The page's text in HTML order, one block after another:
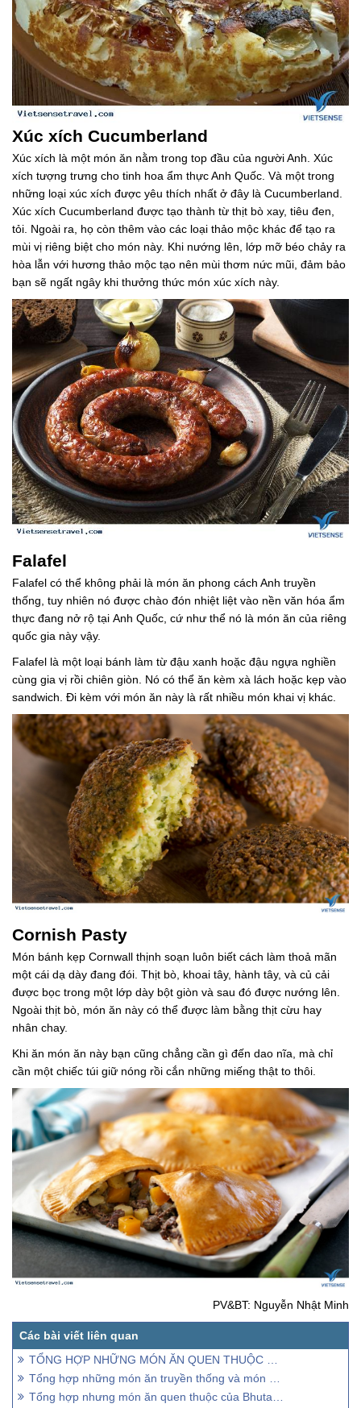
Xúc xích Cucumberland
Xúc xích là một món ăn nằm trong top đầu của người Anh. Xúc
xích tượng trưng cho tinh hoa ẩm thực Anh Quốc. Và một trong
những loại xúc xích được yêu thích nhất ở đây là Cucumberland.
Xúc xích Cucumberland được tạo thành từ thịt bò xay, tiêu đen,
tỏi. Ngoài ra, họ còn thêm vào các loại thảo mộc khác để tạo ra
mùi vị riêng biệt cho món này. Khi nướng lên, lớp mỡ béo chảy ra
hòa lẫn với hương thảo mộc tạo nên mùi thơm nức mũi, đảm bảo
bạn sẽ ngất ngây khi thưởng thức món xúc xích này.
Falafel
Falafel có thể không phải là món ăn phong cách Anh truyền
thống, tuy nhiên nó được chào đón nhiệt liệt vào nền văn hóa ẩm
thực đang nở rộ tại Anh Quốc, cứ như thể nó là món ăn của riêng
quốc gia này vậy.
Falafel là một loại bánh làm từ đậu xanh hoặc đậu ngựa nghiền
cùng gia vị rồi chiên giòn. Nó có thể ăn kèm xà lách hoặc kẹp vào
sandwich. Đi kèm với món ăn này là rất nhiều món khai vị khác.
Cornish Pasty
Món bánh kẹp Cornwall thịnh soạn luôn biết cách làm thoả mãn
một cái dạ dày đang đói. Thịt bò, khoai tây, hành tây, và củ cải
được bọc trong một lớp dày bột giòn và sau đó được nướng lên.
Ngoài thịt bò, món ăn này có thể được làm bằng thịt cừu hay
nhân chay.
Khi ăn món ăn này bạn cũng chẳng cần gì đến dao nĩa, mà chỉ
cần một chiếc túi giữ nóng rồi cắn những miếng thật to thôi.
PV&BT: Nguyễn Nhật Minh
TỔNG HỢP NHỮNG MÓN ĂN QUEN THUỘC VÀ ĐỒ ĂN TRUYỀN THỐNG CỦA ÚC
Tổng hợp những món ăn truyền thống và món ăn quen thuộc của Đài Loan
Tổng hợp nhưng món ăn quen thuộc của Bhutan, và những đồ ăn truyền thống của Bhutan